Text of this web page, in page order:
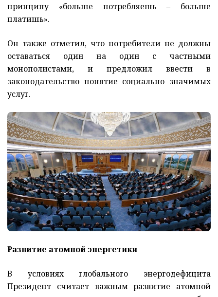
принципу «больше потребляешь – больше
платишь».
Он также отметил, что потребители не должны
оставаться один на один с частными
монополистами, и предложил ввести в
законодательство понятие социально значимых
услуг.
Развитие атомной энергетики
В условиях глобального энергодефицита
Президент считает важным развитие атомной